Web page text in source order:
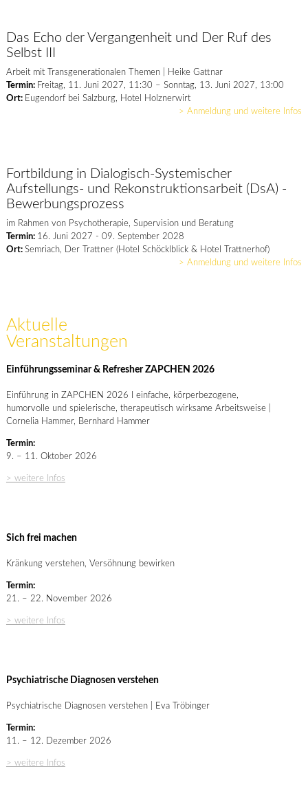
Das Echo der Vergangenheit und Der Ruf des
Selbst III
Arbeit mit Transgenerationalen Themen | Heike Gattnar
Termin: Freitag, 11. Juni 2027, 11:30 – Sonntag, 13. Juni 2027, 13:00
Ort: Eugendorf bei Salzburg, Hotel Holznerwirt
> Anmeldung und weitere Infos
Fortbildung in Dialogisch-Systemischer
Aufstellungs- und Rekonstruktionsarbeit (DsA) -
Bewerbungsprozess
im Rahmen von Psychotherapie, Supervision und Beratung
Termin: 16. Juni 2027 - 09. September 2028
Ort: Semriach, Der Trattner (Hotel Schöcklblick & Hotel Trattnerhof)
> Anmeldung und weitere Infos
Aktuelle
Veranstaltungen
Einführungsseminar & Refresher ZAPCHEN 2026
Einführung in ZAPCHEN 2026 I einfache, körperbezogene,
humorvolle und spielerische, therapeutisch wirksame Arbeitsweise |
Cornelia Hammer, Bernhard Hammer
Termin:
9. – 11. Oktober 2026
> weitere Infos
Sich frei machen
Kränkung verstehen, Versöhnung bewirken
Termin:
21. – 22. November 2026
> weitere Infos
Psychiatrische Diagnosen verstehen
Psychiatrische Diagnosen verstehen | Eva Tröbinger
Termin:
11. – 12. Dezember 2026
> weitere Infos